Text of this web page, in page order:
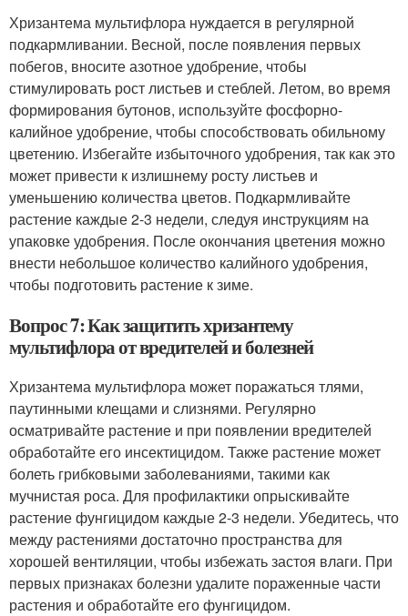
Хризантема мультифлора нуждается в регулярной
подкармливании. Весной, после появления первых
побегов, вносите азотное удобрение, чтобы
стимулировать рост листьев и стеблей. Летом, во время
формирования бутонов, используйте фосфорно-
калийное удобрение, чтобы способствовать обильному
цветению. Избегайте избыточного удобрения, так как это
может привести к излишнему росту листьев и
уменьшению количества цветов. Подкармливайте
растение каждые 2-3 недели, следуя инструкциям на
упаковке удобрения. После окончания цветения можно
внести небольшое количество калийного удобрения,
чтобы подготовить растение к зиме.
Вопрос 7: Как защитить хризантему
мультифлора от вредителей и болезней
Хризантема мультифлора может поражаться тлями,
паутинными клещами и слизнями. Регулярно
осматривайте растение и при появлении вредителей
обработайте его инсектицидом. Также растение может
болеть грибковыми заболеваниями, такими как
мучнистая роса. Для профилактики опрыскивайте
растение фунгицидом каждые 2-3 недели. Убедитесь, что
между растениями достаточно пространства для
хорошей вентиляции, чтобы избежать застоя влаги. При
первых признаках болезни удалите пораженные части
растения и обработайте его фунгицидом.